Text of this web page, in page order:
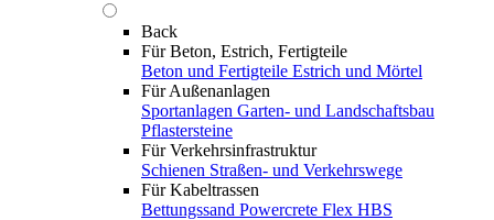
Back
Für Beton, Estrich, Fertigteile
Beton und Fertigteile Estrich und Mörtel
Für Außenanlagen
Sportanlagen Garten- und Landschaftsbau
Pflastersteine
Für Verkehrsinfrastruktur
Schienen Straßen- und Verkehrswege
Für Kabeltrassen
Bettungssand Powercrete Flex HBS